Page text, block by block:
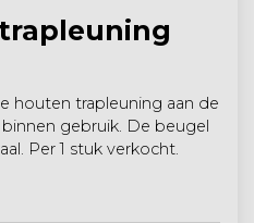
houten trapleuning aan de
gebruik. De beugel
Per 1 stuk verkocht.